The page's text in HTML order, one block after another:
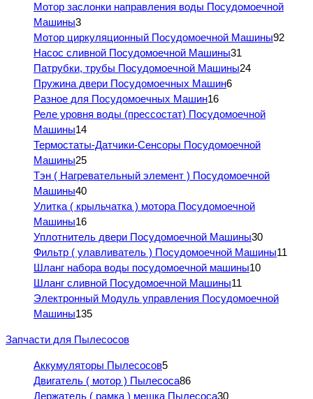
Мотор заслонки направления воды Посудомоечной
Машины3
Мотор циркуляционный Посудомоечной Машины92
Насос сливной Посудомоечной Машины31
Патрубки, трубы Посудомоечной Машины24
Пружина двери Посудомоечных Машин6
Разное для Посудомоечных Машин16
Реле уровня воды (прессостат) Посудомоечной
Машины14
Термостаты-Датчики-Сенсоры Посудомоечной
Машины25
Тэн ( Нагревательный элемент ) Посудомоечной
Машины40
Улитка ( крыльчатка ) мотора Посудомоечной
Машины16
Уплотнитель двери Посудомоечной Машины30
Фильтр ( улавливатель ) Посудомоечной Машины11
Шланг набора воды посудомоечной машины10
Шланг сливной Посудомоечной Машины11
Электронный Модуль управления Посудомоечной
Машины135
Запчасти для Пылесосов
Аккумуляторы Пылесосов5
Двигатель ( мотор ) Пылесоса86
Держатель ( рамка ) мешка Пылесоса30